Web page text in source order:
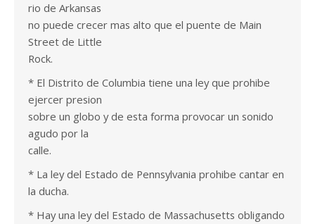
rio de Arkansas
no puede crecer mas alto que el puente de Main
Street de Little
Rock.
* El Distrito de Columbia tiene una ley que prohibe
ejercer presion
sobre un globo y de esta forma provocar un sonido
agudo por la
calle.
* La ley del Estado de Pennsylvania prohibe cantar en
la ducha.
* Hay una ley del Estado de Massachusetts obligando